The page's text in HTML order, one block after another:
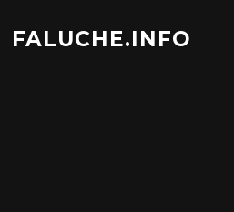
contenu
FALUCHE.INFO